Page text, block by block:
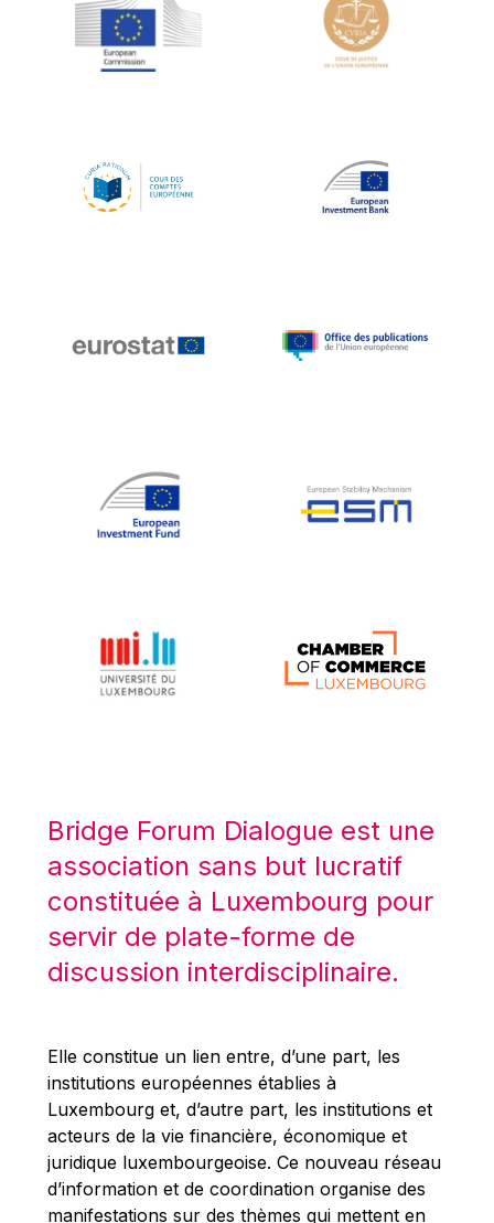
Jean-Louis Schiltz
Jean-Victor Louis
Johnny Åkerholm
Katharien L.C. Hunt
Klaus-Heiner Lehne
Koen LENAERTS
Lars Heikensten
Lucas Papademos
Máire Geoghegan-Quinn
Mario Centeno
Mario Monti
Maroš ŠEFČOVIČ
Martin Bailey
Martine Reicherts
Michael Sohlman
Michel Goedert
Mireille Delmas-Marty
Nobuo Tanaka
Otmar Issing
Bridge Forum Dialogue est une
association sans but lucratif
constituée à Luxembourg pour
servir de plate-forme de
discussion interdisciplinaire.
Elle constitue un lien entre, d’une part, les
institutions européennes établies à
Luxembourg et, d’autre part, les institutions et
acteurs de la vie financière, économique et
juridique luxembourgeoise. Ce nouveau réseau
d’information et de coordination organise des
manifestations sur des thèmes qui mettent en